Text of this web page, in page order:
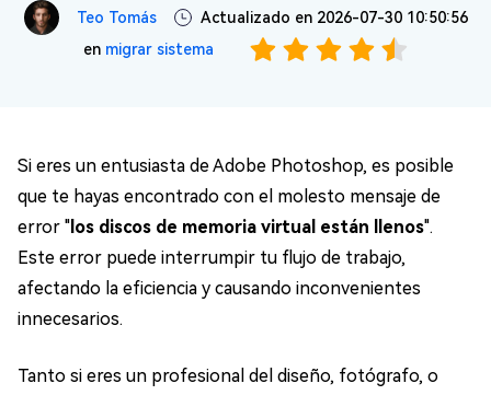
Teo Tomás
Actualizado en 2026-07-30 10:50:56
en migrar sistema
Si eres un entusiasta de Adobe Photoshop, es posible
que te hayas encontrado con el molesto mensaje de
error " los discos de memoria virtual están llenos".
Este error puede interrumpir tu flujo de trabajo,
afectando la eficiencia y causando inconvenientes
innecesarios.
Tanto si eres un profesional del diseño, fotógrafo, o